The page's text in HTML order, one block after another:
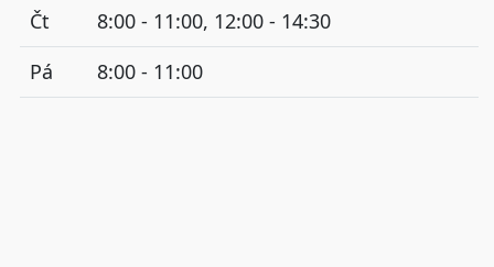
Čt
8:00 - 11:00, 12:00 - 14:30
Pá
8:00 - 11:00